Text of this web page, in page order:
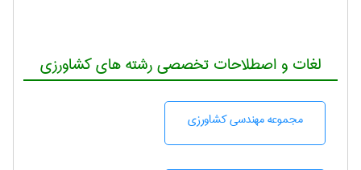
لغات و اصطلاحات تخصصی رشته های کشاورزی
مجموعه مهندسی كشاورزی